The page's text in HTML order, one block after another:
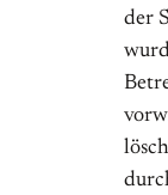
der